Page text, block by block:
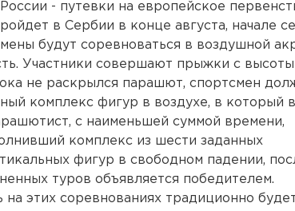
- путевки на европейское
в Сербии в конце августа, начале
будут соревноваться в воздушной
Участники совершают прыжки с
не раскрылся парашют, спортсмен
комплекс фигур в воздухе, в который
с наименьшей суммой времени,
комплекс из шести заданных
фигур в свободном падении,
туров объявляется победителем.
на этих соревнованиях традиционно